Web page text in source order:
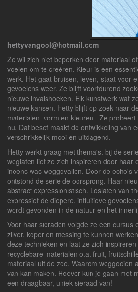
hettyvangool@hotmail.com
Ze wil zich niet beperken door materiaal
voelen om te creëren. Kleur is een
werk. Het gaat bruisen, leven, staat voor
gevoelens weer. Ze blijft voortdurend
nieuwe invalshoeken. Elk kunstwerk wat
nieuwe kansen. Hetty blijft op zoek naar
materialen, vorm en kleuren. Ze probeert
nu. Dat besef maakt de ontwikkeling van
verschrikkelijk mooi en uitdagend.
Hetty werkt graag met thema's, bij de
weglaten liet ze zich inspireren door haar
ineens was weggevallen. Door de echo's
ontstond de serie de oorsprong. Haar
abstract expressionistisch. Loslaten van
expressief de diepere, intiuitieve
wordt gevonden in de natuur en het
Voor haar sieraden volgde ze een cursus
zilver, koper en messing te kunnen
deze technieken en laat ze zich
recyclebare materialen o.a. fruit,
materiaal uit de zee. Waarom weggooien
van kan maken. Hoever kun je gaan met
een draagbaar, uniek sieraad van!